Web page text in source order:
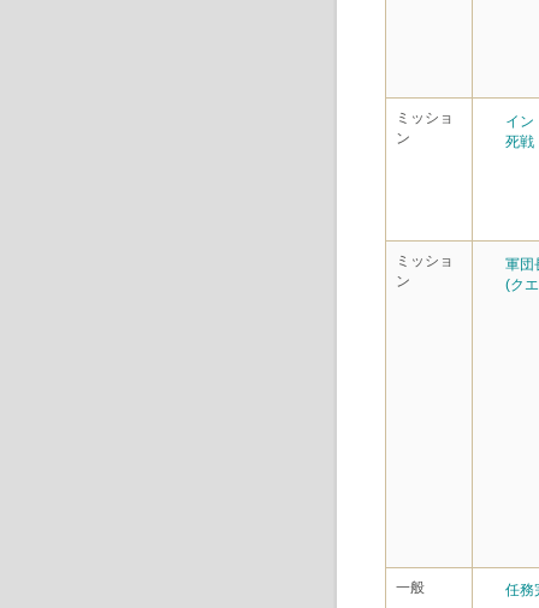
ミッショ
ン
イン
死戦
ミッショ
ン
軍団
(ク
一般 任務